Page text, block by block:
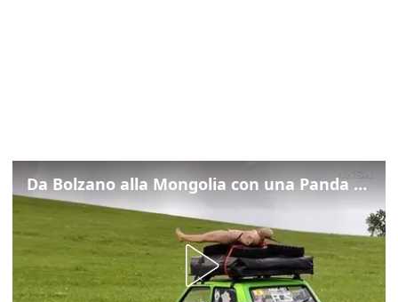
Da Bolzano alla Mongolia con una Panda da 150 euro